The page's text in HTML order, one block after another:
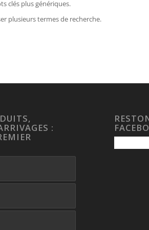
clés plus génériques.
plusieurs termes de recherche.
: